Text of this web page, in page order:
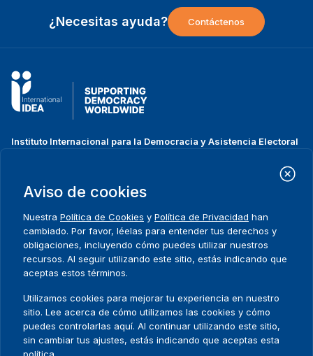
¿Necesitas ayuda? Contáctenos
Instituto Internacional para la Democracia y Asistencia Electoral
Strömsborgsbron 1
SE-103 34 Estocolmo
+46 8 698 37 00
Footer
menu
Inicio
Sobre nosotros
Dónde trabajamos
Publicaciones
Datos y herramientas
Projectos
Prensa
Contact
Release Agreement Form
Aviso de cookies
Nuestra Política de Cookies y Política de Privacidad han
cambiado. Por favor, léelas para entender tus derechos y
obligaciones, incluyendo cómo puedes utilizar nuestros
recursos. Al seguir utilizando este sitio, estás indicando que
aceptas estos términos.
Utilizamos cookies para mejorar tu experiencia en nuestro
sitio. Lee acerca de cómo utilizamos las cookies y cómo
puedes controlarlas aquí. Al continuar utilizando este sitio,
sin cambiar tus ajustes, estás indicando que aceptas esta